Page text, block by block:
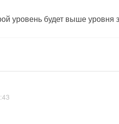
уровень будет выше уровня